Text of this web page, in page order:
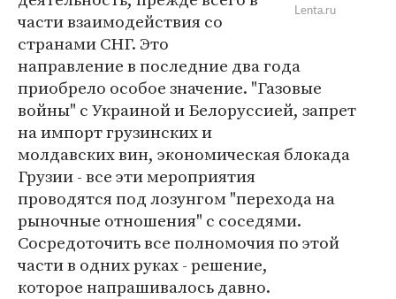
Lenta.ru
части взаимодействия со
странами СНГ. Это
направление в последние два года
приобрело особое значение. "Газовые
войны" с Украиной и Белоруссией, запрет
на импорт грузинских и
молдавских вин, экономическая блокада
Грузии - все эти мероприятия
проводятся под лозунгом "перехода на
рыночные отношения" с соседями.
Сосредоточить все полномочия по этой
части в одних руках - решение,
которое напрашивалось давно.